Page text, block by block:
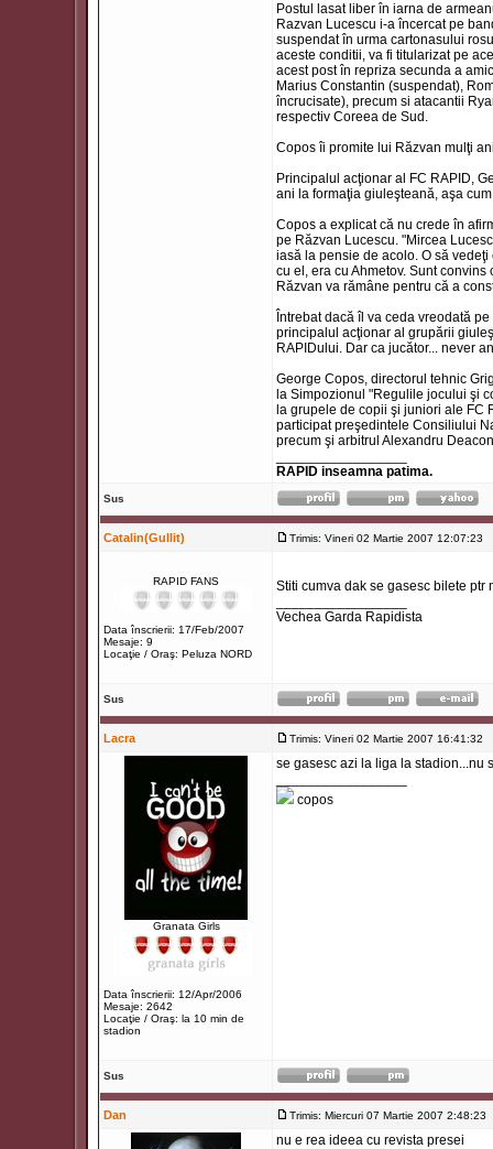
Postul lasat liber în iarna de
Razvan Lucescu i-a încercat pe
suspendat în urma cartonasului
aceste conditii, va fi titularizat pe
acest post în repriza secunda a
Marius Constantin (suspendat),
încrucisate), precum si atacantii
respectiv Coreea de Sud.
Copos îi promite lui Răzvan mulţi
Principalul acţionar al FC RAPID,
ani la formaţia giuleşteană, aşa
Copos a explicat că nu crede în
pe Răzvan Lucescu. "Mircea
iasă la pensie de acolo. O să
cu el, era cu Ahmetov. Sunt
Răzvan va rămâne pentru că a
Întrebat dacă îl va ceda vreodată
principalul acţionar al grupării
RAPIDului. Dar ca jucător... never
George Copos, directorul tehnic
la Simpozionul "Regulile jocului şi
la grupele de copii şi juniori ale FC
participat preşedintele Consiliului
precum şi arbitrul Alexandru
RAPID inseamna patima.
Sus
Catalin(Gullit) Trimis: Vineri 02 Martie 2007 12:07:23
RAPID FANS
Data înscrierii: 17/Feb/2007
Mesaje: 9
Locaţie / Oraş: Peluza NORD
Stiti cumva dak se gasesc bilete
Vechea Garda Rapidista
Sus
Lacra Trimis: Vineri 02 Martie 2007 16:41:32
Granata Girls
Data înscrierii: 12/Apr/2006
Mesaje: 2642
Locaţie / Oraş: la 10 min de
stadion
se gasesc azi la liga la stadion...nu
copos
Sus
Dan Trimis: Miercuri 07 Martie 2007 2:48:23
nu e rea ideea cu revista presei